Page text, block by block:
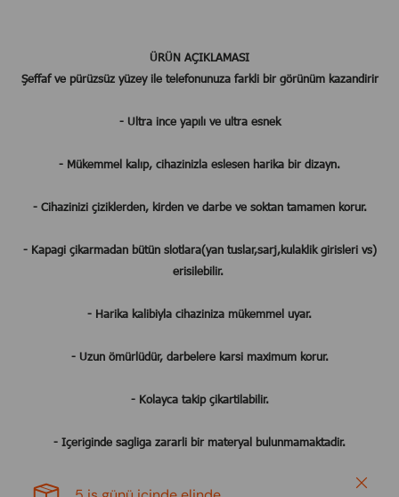
​​​​​​​ÜRÜN AÇIKLAMASI
Şeffaf ve pürüzsüz yüzey ile telefonunuza farkli bir görünüm kazandirir
- Ultra ince yapılı ve ultra esnek
- Mükemmel kalıp, cihazinizla eslesen harika bir dizayn.
- Cihazinizi çiziklerden, kirden ve darbe ve soktan tamamen korur.
- Kapagi çikarmadan bütün slotlara(yan tuslar,sarj,kulaklik girisleri vs)
erisilebilir.
- Harika kalibiyla cihaziniza mükemmel uyar.
- Uzun ömürlüdür, darbelere karsi maximum korur.
- Kolayca takip çikartilabilir.
- Içeriginde sagliga zararli bir materyal bulunmamaktadir.
Close